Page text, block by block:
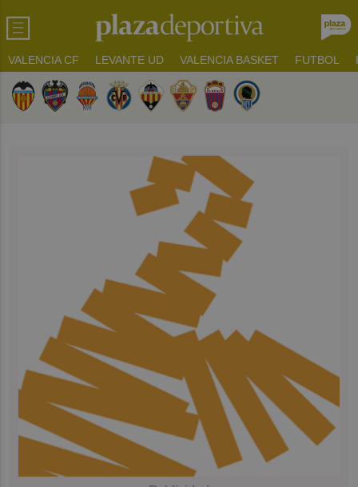
VALENCIA CF LEVANTE UD VALENCIA BASKET FUTBOL